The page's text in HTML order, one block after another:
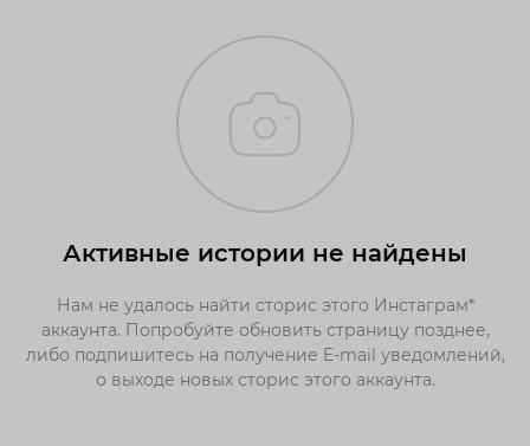
Активные истории не найдены
Нам не удалось найти сторис этого Инстаграм*
аккаунта. Попробуйте обновить страницу позднее,
либо подпишитесь на получение E-mail уведомлений,
о выходе новых сторис этого аккаунта.